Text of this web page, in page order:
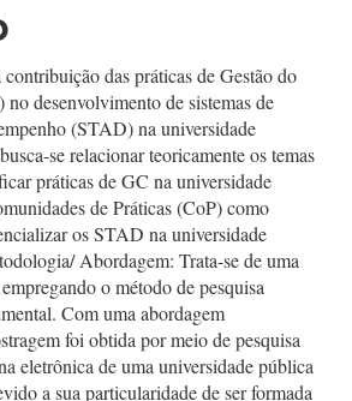
das práticas de Gestão do
desenvolvimento de sistemas de
(STAD) na universidade
se relacionar teoricamente os temas
práticas de GC na universidade
de Práticas (CoP) como
os STAD na universidade
Abordagem: Trata-se de uma
o método de pesquisa
Com uma abordagem
foi obtida por meio de pesquisa
eletrônica de uma universidade pública
a sua particularidade de ser formada